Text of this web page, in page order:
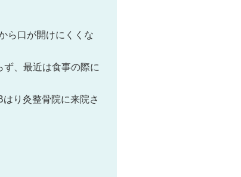
ら口が開けにくくな
、最近は食事の際に
り灸整骨院に来院さ